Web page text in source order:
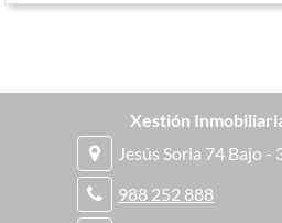
Xestión
Jesús Soria 74 Bajo
988 252 888